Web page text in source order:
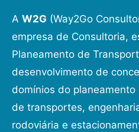
A W2G (Way2Go
empresa de Consultoria,
Planeamento de
desenvolvimento de
domínios do
de transportes,
rodoviária e